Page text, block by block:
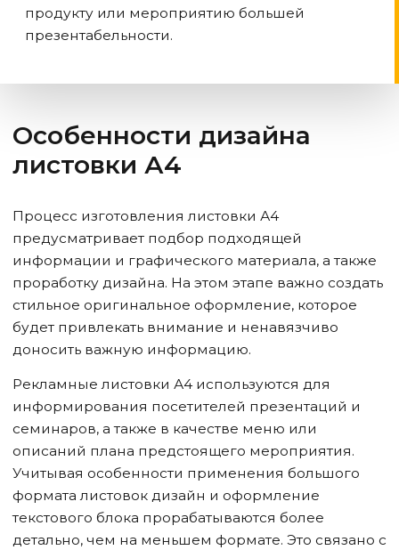
продукту или мероприятию большей
презентабельности.
Особенности дизайна
листовки А4
Процесс изготовления листовки А4
предусматривает подбор подходящей
информации и графического материала, а также
проработку дизайна. На этом этапе важно создать
стильное оригинальное оформление, которое
будет привлекать внимание и ненавязчиво
доносить важную информацию.
Рекламные листовки А4 используются для
информирования посетителей презентаций и
семинаров, а также в качестве меню или
описаний плана предстоящего мероприятия.
Учитывая особенности применения большого
формата листовок дизайн и оформление
текстового блока прорабатываются более
детально, чем на меньшем формате. Это связано с